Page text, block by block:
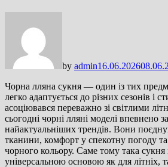
by admin16.06.2026
Чорна лляна сукня — один із тих
легко адаптується до різних сезонів і
асоціювався переважно зі світлими
сьогодні чорні лляні моделі впевнено
найактуальніших трендів. Вони
тканини, комфорт у спекотну погоду та
чорного кольору. Саме тому така
універсальною основою як для літніх,